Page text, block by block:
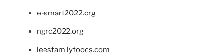
e-smart2022.org
ngrc2022.org
leesfamilyfoods.com